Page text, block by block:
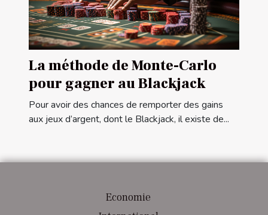
La méthode de Monte-Carlo
pour gagner au Blackjack
Pour avoir des chances de remporter des gains
aux jeux d’argent, dont le Blackjack, il existe de...
Economie